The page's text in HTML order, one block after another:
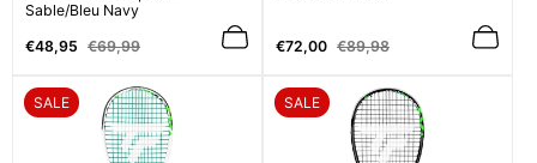
Sable/Bleu Navy
Prix
€48,95 Prix
€69,99
Prix
€72,00 Prix
€89,98
ÉTIQUETTE
DU
SALE
ÉTIQUETTE
DU
PRODUIT:
SALE